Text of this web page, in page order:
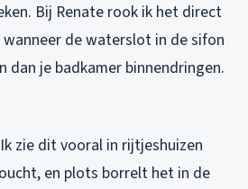
Bij Renate rook ik het direct
de waterslot in de sifon
je badkamer binnendringen.
zie dit vooral in rijtjeshuizen
en plots borrelt het in de